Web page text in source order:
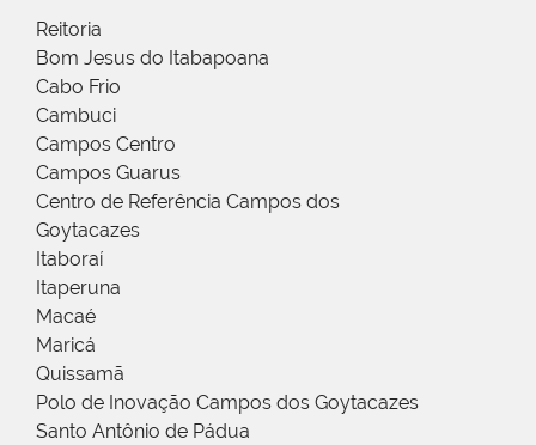
Reitoria
Bom Jesus do Itabapoana
Cabo Frio
Cambuci
Campos Centro
Campos Guarus
Centro de Referência Campos dos
Goytacazes
Itaboraí
Itaperuna
Macaé
Maricá
Quissamã
Polo de Inovação Campos dos Goytacazes
Santo Antônio de Pádua